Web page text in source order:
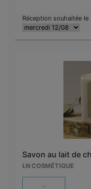
Réception souhaitée le
Savon au lait de
LN COSMÉTIQUE
-